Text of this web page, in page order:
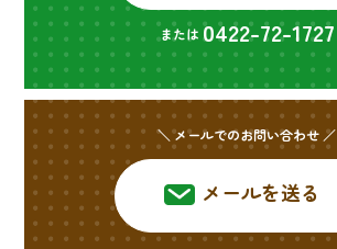
または 0422-72-1727
＼ メールでのお問い合わせ ／
メールを送る